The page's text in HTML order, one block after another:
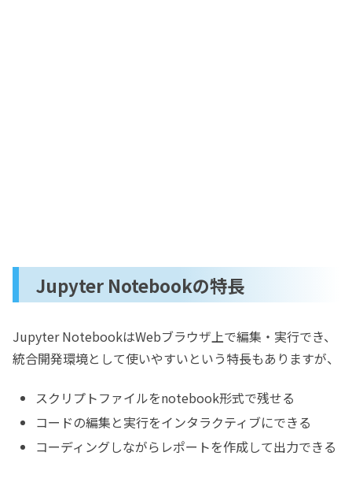
Jupyter Notebookの特長
Jupyter NotebookはWebブラウザ上で編集・実行でき、
統合開発環境として使いやすいという特長もありますが、
スクリプトファイルをnotebook形式で残せる
コードの編集と実行をインタラクティブにできる
コーディングしながらレポートを作成して出力できる